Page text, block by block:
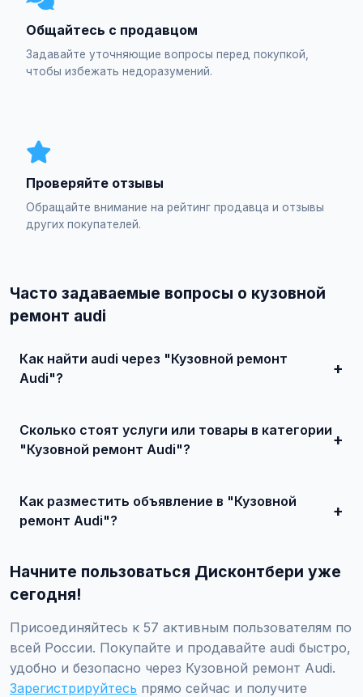
Общайтесь с продавцом
Задавайте уточняющие вопросы перед покупкой,
чтобы избежать недоразумений.
Проверяйте отзывы
Обращайте внимание на рейтинг продавца и отзывы
других покупателей.
Часто задаваемые вопросы о кузовной
ремонт audi
Как найти audi через "Кузовной ремонт
Audi"?
и договоритесь о сделке.
Сколько стоят услуги или товары в категории
"Кузовной ремонт Audi"?
Как разместить объявление в "Кузовной
ремонт Audi"?
Кузовной ремонт Audi", заполните форму и опубликуйте.
Первые объявления — бесплатно!
Начните пользоваться Дисконтбери уже
сегодня!
Присоединяйтесь к 57 активным пользователям по
всей России. Покупайте и продавайте audi быстро,
удобно и безопасно через Кузовной ремонт Audi.
Зарегистрируйтесь прямо сейчас и получите